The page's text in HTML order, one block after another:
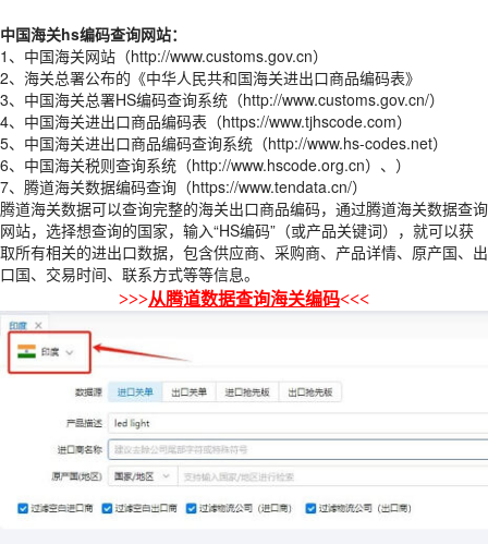
中国海关hs编码查询网站：
1、中国海关网站（http://www.customs.gov.cn）
2、海关总署公布的《中华人民共和国海关进出口商品编码表》
3、中国海关总署HS编码查询系统（http://www.customs.gov.cn/）
4、中国海关进出口商品编码表（https://www.tjhscode.com）
5、中国海关进出口商品编码查询系统（http://www.hs-codes.net）
6、中国海关税则查询系统（http://www.hscode.org.cn）、）
7、腾道海关数据编码查询（https://www.tendata.cn/）
腾道海关数据可以查询完整的海关出口商品编码，通过腾道海关数据查询
网站，选择想查询的国家，输入“HS编码”（或产品关键词），就可以获
取所有相关的进出口数据，包含供应商、采购商、产品详情、原产国、出
口国、交易时间、联系方式等等信息。
>>>从腾道数据查询海关编码<<<